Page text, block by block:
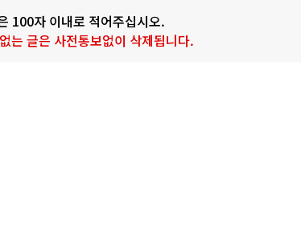
100자 이내로 적어주십시오.
는 글은 사전통보없이 삭제됩니다.